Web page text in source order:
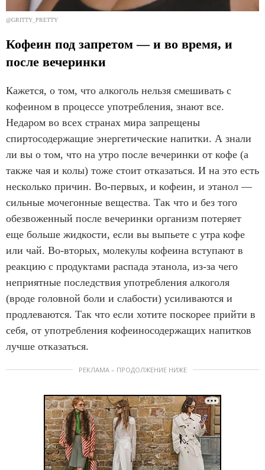
@GRITTY_PRETTY
Кофеин под запретом — и во время, и
после вечеринки
Кажется, о том, что алкоголь нельзя смешивать с
кофеином в процессе употребления, знают все.
Недаром во всех странах мира запрещены
спиртосодержащие энергетические напитки. А знали
ли вы о том, что на утро после вечеринки от кофе (а
также чая и колы) тоже стоит отказаться. И на это есть
несколько причин. Во-первых, и кофеин, и этанол —
сильные мочегонные вещества. Так что и без того
обезвоженный после вечеринки организм потеряет
еще больше жидкости, если вы выпьете с утра кофе
или чай. Во-вторых, молекулы кофеина вступают в
реакцию с продуктами распада этанола, из-за чего
неприятные последствия употребления алкоголя
(вроде головной боли и слабости) усиливаются и
продлеваются. Так что если хотите поскорее прийти в
себя, от употребления кофеиносодержащих напитков
лучше отказаться.
РЕКЛАМА – ПРОДОЛЖЕНИЕ НИЖЕ